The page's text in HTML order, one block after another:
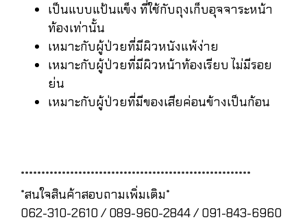
เป็นแบบแป้นแข็ง ที่ใช้กับถุงเก็บอุจจาระหน้า
ท้องเท่านั้น
เหมาะกับผู้ป่วยที่มีผิวหนังแพ้ง่าย
เหมาะกับผู้ป่วยที่มีผิวหน้าท้องเรียบ ไม่มีรอย
ย่น
เหมาะกับผู้ป่วยที่มีของเสียค่อนข้างเป็นก้อน
********************************************************
*สนใจสินค้าสอบถามเพิ่มเติม*
062-310-2610 / 089-960-2844 / 091-843-6960